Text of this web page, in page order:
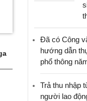
Đã có Công
hướng dẫn
phổ thông
Trả thu nhập
người lao